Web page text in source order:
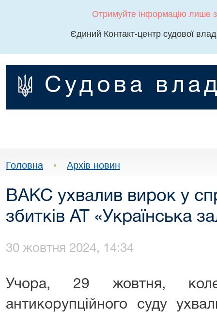
Отримуйте інформацію лише
Єдиний Контакт-центр судової
Судова
Головна • Архів новин
ВАКС ухвалив вирок у
збитків АТ «Українська
30 жовтня 2024, 14:34
Учора, 29 жовтня,
антикорупційного суду